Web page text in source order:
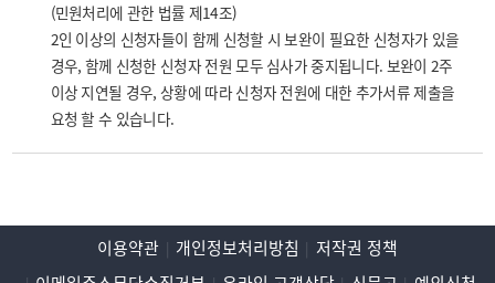
(민원처리에 관한 법률 제14조)
2인 이상의 신청자들이 함께 신청할 시 보완이 필요한 신청자가 있을
경우, 함께 신청한 신청자 전원 모두 심사가 중지됩니다. 보완이 2주
이상 지연될 경우, 상황에 따라 신청자 전원에 대한 추가서류 제출을
요청 할 수 있습니다.
이용약관 개인정보처리방침
저작권 정책